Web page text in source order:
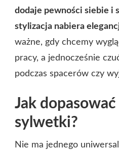
dodaje pewności siebie i
stylizacja nabiera
ważne, gdy chcemy
pracy, a jednocześnie
podczas spacerów czy
Jak
sylwetki?
Nie ma jednego